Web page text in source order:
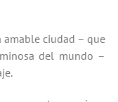
amable ciudad – que
del mundo –